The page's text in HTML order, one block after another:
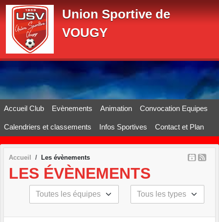
Union Sportive de
VOUGY
Accueil Club Evènements Animation Convocation Equipes
Calendriers et classements Infos Sportives Contact et Plan
Accueil Les évènements
LES ÉVÈNEMENTS
Panneau de gestion des cookies